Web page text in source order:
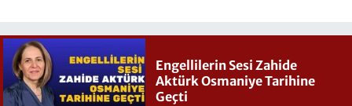
Engellilerin Sesi Zahide
Aktürk Osmaniye Tarihine
Geçti